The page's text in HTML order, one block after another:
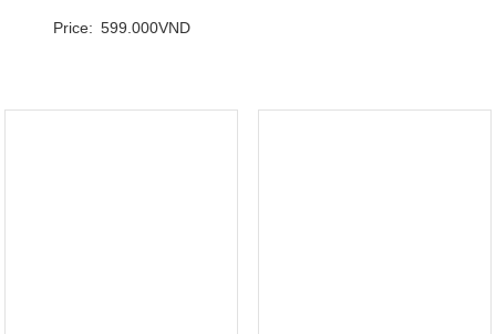
hạng
Price: 599.000VND